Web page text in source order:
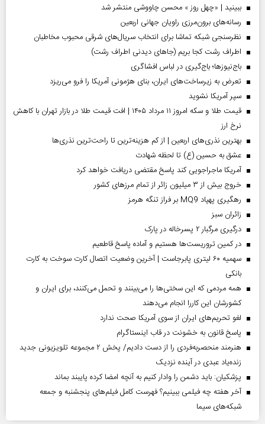
ببینید | «چهل روز » محسن چاووشی منتشر شد
رسانه‌های برون‌مرزی راویان جهانی اربعین
نظرسنجی شبکه تماشا برای انتخاب سریال‌های شرقی محبوب مخاطبان
اطراف رشت کجا بریم (جاهای دیدنی اطراف رشت)
باج‌نیوزها؛ باج‌گیری در لباس افشاگری
تعرض به زیرساخت‌های ایران، بنای هژمونی آمریکا را فرو می‌ریزد
سپر آمریکا نشوید
قیمت طلا و سکه امروز ۱۱ مرداد ۱۴۰۵ | افت قیمت طلا در بازار تهران با کاهش
نرخ ارز
بهترین نذری‌های اربعین | از کم هزینه‌ترین تا راحت‌ترین نذری‌ها
عشق به حسین (ع) تا لحظه شهادت
آمریکا ماجراجویی کند پاسخ مقتضی دریافت خواهد کرد
خروج بیش از ۳ میلیون زائر از تمام مرز‌های کشور
رهگیری پهپاد MQ9 بر فراز تنگه هرمز
‌زائران سبز
درگیری مرگبار ۲ پسرخاله در پارک
در کمین تروریست‌ها هستیم و آماده پاسخ قاطعیم
سهمیه ۶۰ لیتری پابرجاست | آخرین وضعیت اتصال کارت سوخت به کارت
بانکی
همه مردمی که این سختی‌ها را می‌بینند و تحمل می‌کنند، برای ایران و
کشورشان این کاررا انجام می‌دهند
لغو تحریم‌های ایران از سوی آمریکا صحت ندارد
پاسخ قانون به خشونت در قاب اینستاگرام
هنرمند منحصر‌به‌فردی را از دست دادیم/ پخش ۲ مجموعه تلویزیونی جدید
زنده‌یاد عبدی در آینده نزدیک
پزشکیان: باید دشمن را وادار کنیم به آنچه امضا کرده پایبند بماند
آخر هفته چه فیلمی ببینیم؟ فهرست کامل فیلم‌های پنجشنبه و جمعه
شبکه‌های سیما